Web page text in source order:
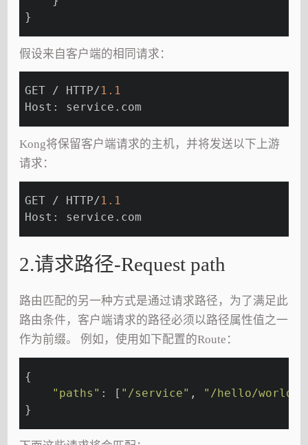
}
假设来自客户端的相同请求：
GET / HTTP/1.1
Host: service.com
Kong将保留客户端请求的主机，并将发送以下上游
请求：
GET / HTTP/1.1
Host: service.com
2.请求路径-Request path
路由匹配的另一种方式是通过请求路径，为了满足此
路由条件，客户端请求的路径必须以路径属性值之一
作为前缀。 例如，使用如下配置的Route：
{
"paths" : [ "/service" , "/hello/world"
}